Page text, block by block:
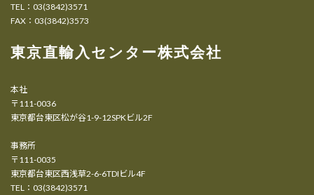
TEL：03(3842)3571
FAX：03(3842)3573
東京直輸入センター株式会社
本社
〒111-0036
東京都台東区松が谷1-9-12SPKビル2F
事務所
〒111-0035
東京都台東区西浅草2-6-6TDIビル4F
TEL：03(3842)3571